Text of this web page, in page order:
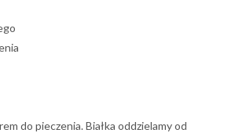
do pieczenia. Białka oddzielamy od